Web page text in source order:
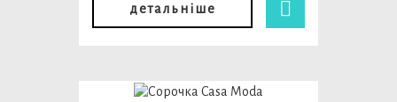
детальніше